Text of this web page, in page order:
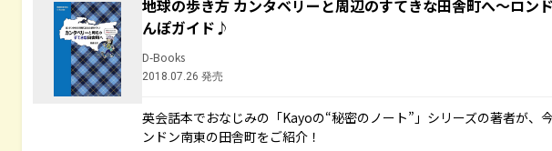
地球の歩き方 カンタベリーと周辺のすてきな田舎町へ～ロン
んぽガイド♪
D-Books
2018.07.26 発売
英会話本でおなじみの「Kayoの“秘密のノート”」シリーズの著者が、
ンドン南東の田舎町をご紹介！